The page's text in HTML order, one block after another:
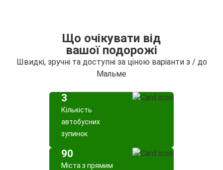
Що очікувати від
вашої подорожі
Швидкі, зручні та доступні за ціною варіанти з / до
Мальме
3
Кількість
автобусних
зупинок
90
Міста з прямим